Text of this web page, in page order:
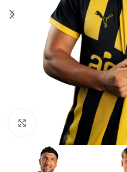
Amplía la Imagen